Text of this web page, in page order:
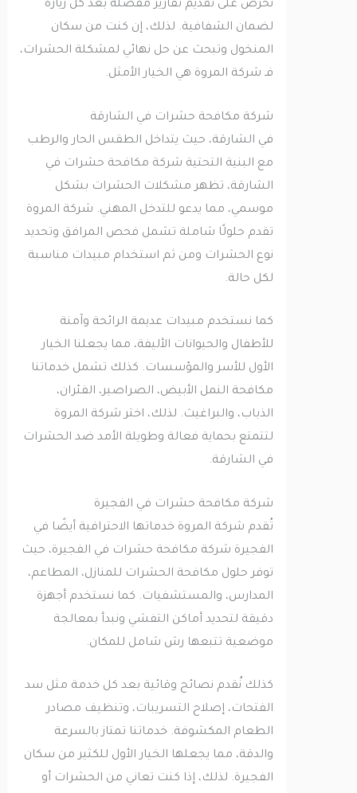
نحرص على تقديم تقارير مفصلة بعد كل زيارة
لضمان الشفافية. لذلك، إن كنت من سكان
المنخول وتبحث عن حل نهائي لمشكلة الحشرات،
فـ شركة المروة هي الخيار الأمثل.
شركة مكافحة حشرات في الشارقة
في الشارقة، حيث يتداخل الطقس الحار والرطب
مع البنية التحتية شركة مكافحة حشرات في
الشارقة، تظهر مشكلات الحشرات بشكل
موسمي، مما يدعو للتدخل المهني. شركة المروة
تقدم حلولًا شاملة تشمل فحص المرافق وتحديد
نوع الحشرات ومن ثم استخدام مبيدات مناسبة
لكل حالة.
كما نستخدم مبيدات عديمة الرائحة وآمنة
للأطفال والحيوانات الأليفة، مما يجعلنا الخيار
الأول للأسر والمؤسسات. كذلك تشمل خدماتنا
مكافحة النمل الأبيض، الصراصير، الفئران،
الذباب، والبراغيث. لذلك، اختر شركة المروة
لتتمتع بحماية فعالة وطويلة الأمد ضد الحشرات
في الشارقة.
شركة مكافحة حشرات في الفجيرة
تُقدم شركة المروة خدماتها الاحترافية أيضًا في
الفجيرة شركة مكافحة حشرات في الفجيرة، حيث
توفر حلول مكافحة الحشرات للمنازل، المطاعم،
المدارس، والمستشفيات. كما نستخدم أجهزة
دقيقة لتحديد أماكن التفشي ونبدأ بمعالجة
موضعية تتبعها رش شامل للمكان.
كذلك نُقدم نصائح وقائية بعد كل خدمة مثل سد
الفتحات، إصلاح التسريبات، وتنظيف مصادر
الطعام المكشوفة. خدماتنا تمتاز بالسرعة
والدقة، مما يجعلها الخيار الأول للكثير من سكان
الفجيرة. لذلك، إذا كنت تعاني من الحشرات أو